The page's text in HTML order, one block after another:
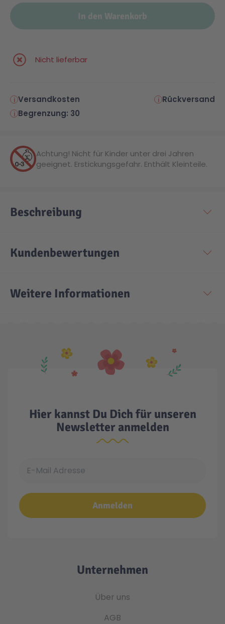
Minifiguren
NINJAGO®
Speed Champions
Super Mario
Seltene Artikel
LEGO® Blumen
Sports Action
VW
Wiltopia
Cars
In den Warenkorb
Nicht lieferbar
Versandkosten
Rückversand
Begrenzung: 30
Achtung! Nicht für Kinder unter drei Jahren
geeignet. Erstickungsgefahr. Enthält Kleinteile.
Beschreibung
Kundenbewertungen
Weitere Informationen
Hier kannst Du Dich für unseren
Newsletter anmelden
Anmelden
Unternehmen
Über uns
AGB